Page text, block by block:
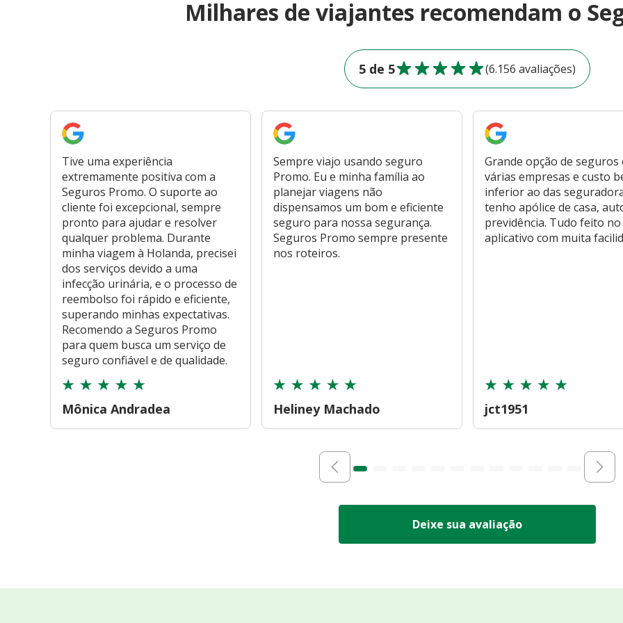
Milhares de viajantes recomendam o
5 de 5 (6.156 avaliações)
Tive uma experiência
extremamente positiva com a
Seguros Promo. O suporte ao
cliente foi excepcional, sempre
pronto para ajudar e resolver
qualquer problema. Durante
minha viagem à Holanda, precisei
dos serviços devido a uma
infecção urinária, e o processo de
reembolso foi rápido e eficiente,
superando minhas expectativas.
Recomendo a Seguros Promo
para quem busca um serviço de
seguro confiável e de qualidade.
Mônica Andradea
Sempre viajo usando seguro
Promo. Eu e minha família ao
planejar viagens não
dispensamos um bom e eficiente
seguro para nossa segurança.
Seguros Promo sempre presente
nos roteiros.
Heliney Machado
Grande opção de seguros
várias empresas e custo
inferior ao das
tenho apólice de casa,
previdência. Tudo feito no
aplicativo com muita
jct1951
Deixe sua avaliação